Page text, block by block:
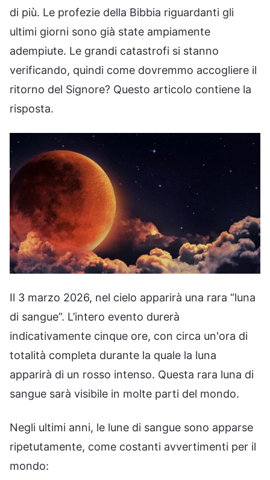
di più. Le profezie della Bibbia riguardanti gli
ultimi giorni sono già state ampiamente
adempiute. Le grandi catastrofi si stanno
verificando, quindi come dovremmo accogliere il
ritorno del Signore? Questo articolo contiene la
risposta.
Il 3 marzo 2026, nel cielo apparirà una rara “luna
di sangue”. L’intero evento durerà
indicativamente cinque ore, con circa un'ora di
totalità completa durante la quale la luna
apparirà di un rosso intenso. Questa rara luna di
sangue sarà visibile in molte parti del mondo.
Negli ultimi anni, le lune di sangue sono apparse
ripetutamente, come costanti avvertimenti per il
mondo: